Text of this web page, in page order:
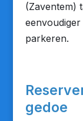
(Zaventem)
parkeren.
gedoe